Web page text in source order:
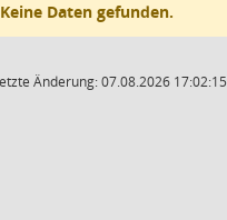
Keine Daten gefunden.
Änderung: 07.08.2026 17:02:15